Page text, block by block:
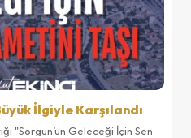
İlgiyle Karşılandı
"Sorgun’un Geleceği İçin Sen